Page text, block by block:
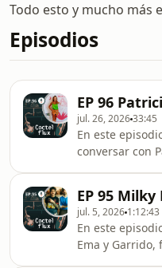
Todo esto y mucho más
Episodios
EP 96
jul. 26, 202633:45
En este
conversar con
forma de
los
orígenes, de
por este oficio
EP 95 Milky
jul. 5, 2026 1:12:43
En este
Ema y